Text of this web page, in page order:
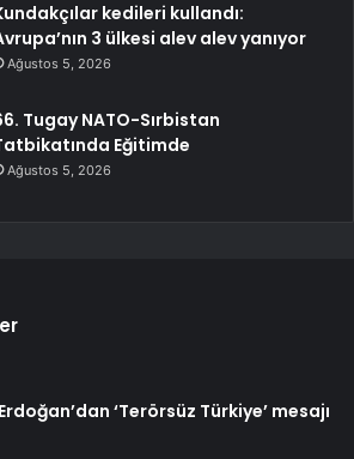
kedileri kullandı:
3 ülkesi alev alev yanıyor
Ağustos 5, 2026
Tugay NATO-Sırbistan
Eğitimde
Ağustos 5, 2026
‘Terörsüz Türkiye’ mesajı